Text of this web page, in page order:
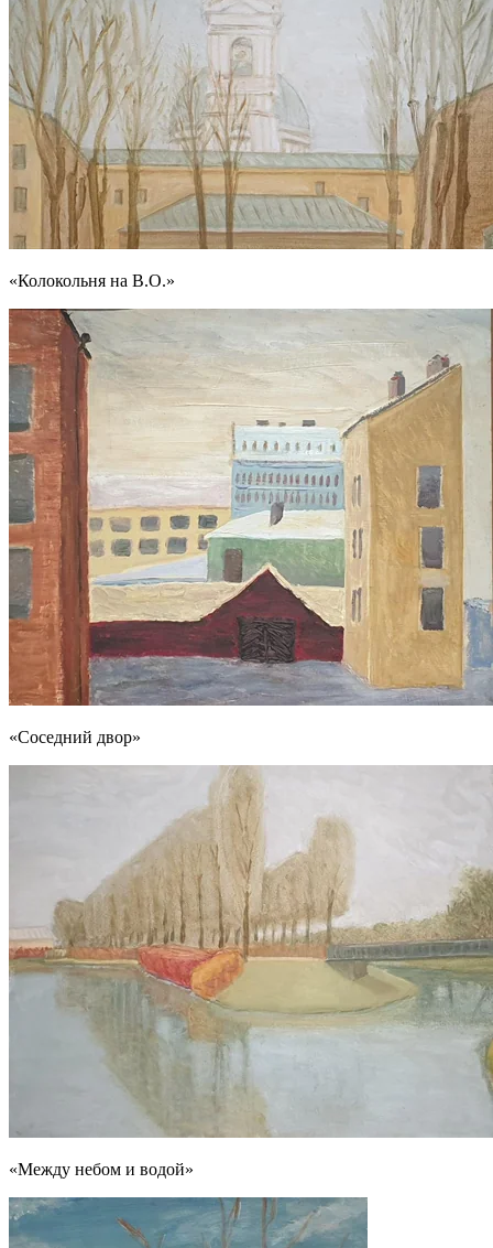
«Колокольня на В.О.»
«Соседний двор»
«Между небом и водой»